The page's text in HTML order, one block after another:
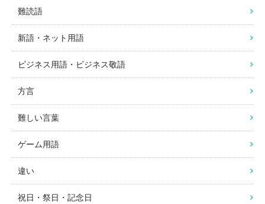
難読語
新語・ネット用語
ビジネス用語・ビジネス敬語
方言
難しい言葉
ゲーム用語
違い
祝日・祭日・記念日